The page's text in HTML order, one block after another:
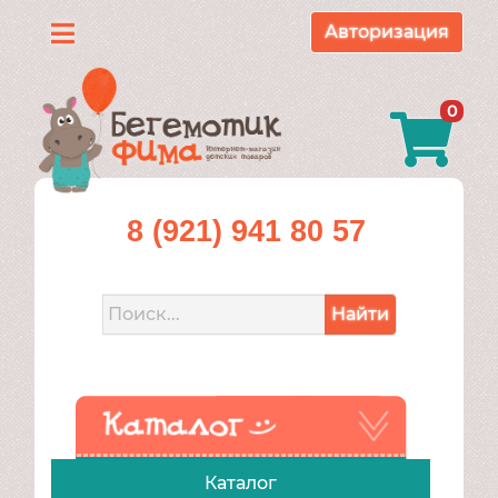
Каталог
О
нас
Доставка
Контакты
Авторизация
0
8 (921) 941 80 57
Найти
Каталог